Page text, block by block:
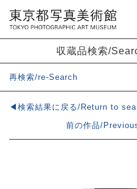
収蔵品検索/
再検索/re-Search
◀検索結果に戻る/Return to
前の作品/